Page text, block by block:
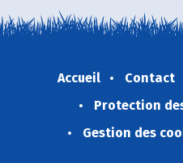
Accueil Contact
Protection
Gestion des